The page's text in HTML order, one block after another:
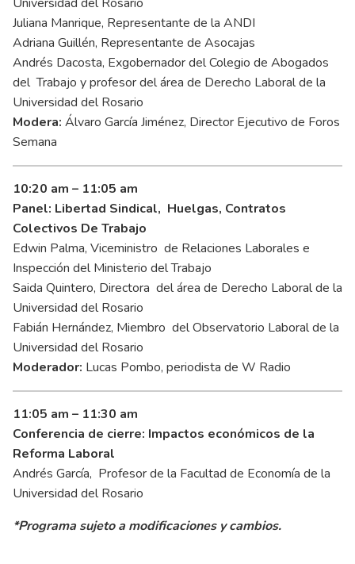
Universidad del Rosario
Juliana Manrique, Representante de la ANDI
Adriana Guillén, Representante de Asocajas
Andrés Dacosta, Exgobernador del Colegio de Abogados
del Trabajo y profesor del área de Derecho Laboral de la
Universidad del Rosario
Modera: Álvaro García Jiménez, Director Ejecutivo de Foros
Semana
10:20 am – 11:05 am
Panel: Libertad Sindical, Huelgas, Contratos
Colectivos De Trabajo
Edwin Palma, Viceministro de Relaciones Laborales e
Inspección del Ministerio del Trabajo
Saida Quintero, Directora del área de Derecho Laboral de la
Universidad del Rosario
Fabián Hernández, Miembro del Observatorio Laboral de la
Universidad del Rosario
Moderador: Lucas Pombo, periodista de W Radio
11:05 am – 11:30 am
Conferencia de cierre: Impactos económicos de la
Reforma Laboral
Andrés García, Profesor de la Facultad de Economía de la
Universidad del Rosario
*Programa sujeto a modificaciones y cambios.